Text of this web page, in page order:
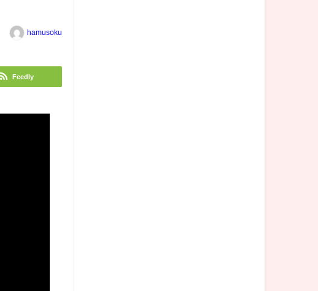
hamusoku
Feedly